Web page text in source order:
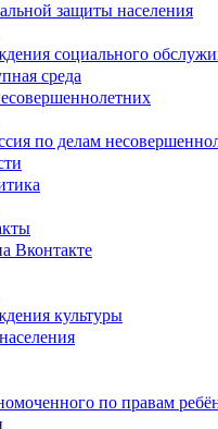
защиты населения
социального
среда
по делам
Вконтакте
культуры
по правам